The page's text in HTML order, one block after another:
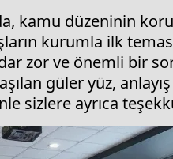
kamu düzeninin
kurumla ilk
zor ve önemli bir
güler yüz,
sizlere ayrıca